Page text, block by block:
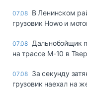
07.08 В Ленинском
грузовик Howo и
07.08 Дальнобойщик
на трассе М-10 в
07.08 За секунду
грузовик наехал на